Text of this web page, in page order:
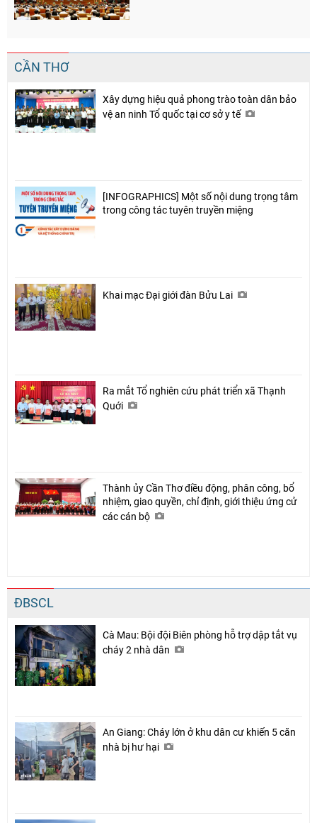
CẦN THƠ
Xây dựng hiệu quả phong trào toàn dân bảo
vệ an ninh Tổ quốc tại cơ sở y tế
[INFOGRAPHICS] Một số nội dung trọng tâm
trong công tác tuyên truyền miệng
Khai mạc Đại giới đàn Bửu Lai
Ra mắt Tổ nghiên cứu phát triển xã Thạnh
Quới
Thành ủy Cần Thơ điều động, phân công, bổ
nhiệm, giao quyền, chỉ định, giới thiệu ứng cử
các cán bộ
ĐBSCL
Cà Mau: Bội đội Biên phòng hỗ trợ dập tắt vụ
cháy 2 nhà dân
An Giang: Cháy lớn ở khu dân cư khiến 5 căn
nhà bị hư hại